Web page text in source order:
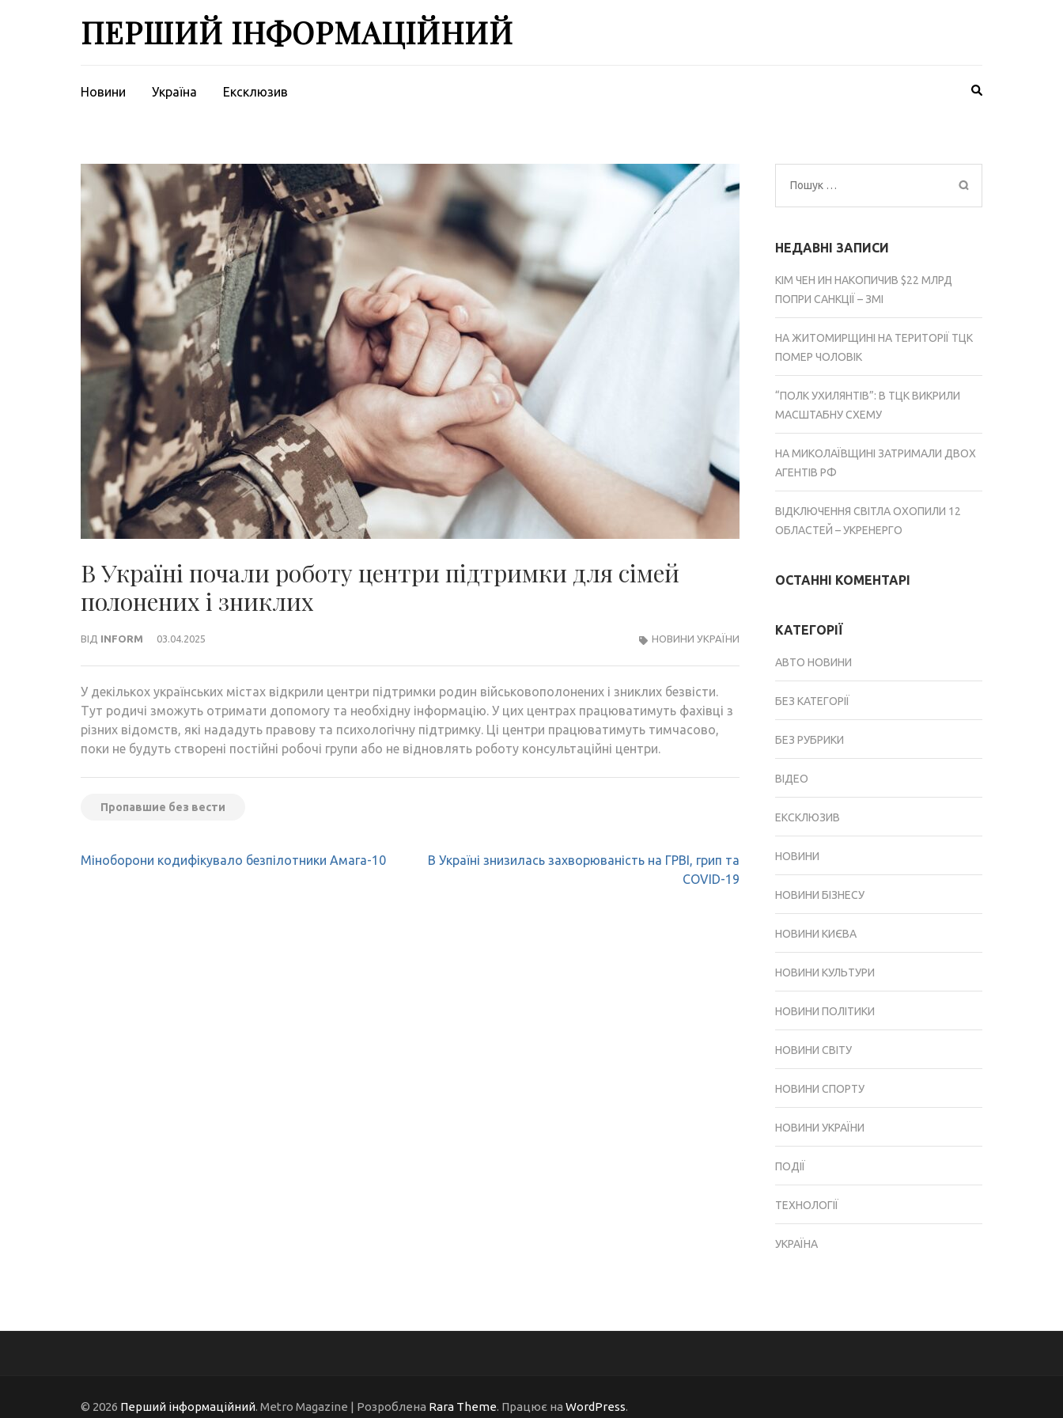
ПЕРШИЙ ІНФОРМАЦІЙНИЙ
Новини Україна Ексклюзив
В Україні почали роботу центри підтримки для сімей
полонених і зниклих
ВІД INFORM 03.04.2025 НОВИНИ УКРАЇНИ
У декількох українських містах відкрили центри підтримки родин військовополонених і зниклих безвісти.
Тут родичі зможуть отримати допомогу та необхідну інформацію. У цих центрах працюватимуть фахівці з
різних відомств, які нададуть правову та психологічну підтримку. Ці центри працюватимуть тимчасово,
поки не будуть створені постійні робочі групи або не відновлять роботу консультаційні центри.
Пропавшие без вести
Навігація
Міноборони кодифікувало безпілотники Амага-10
В Україні знизилась захворюваність на ГРВІ, грип та
COVID-19
Пошук:
НЕДАВНІ ЗАПИСИ
КІМ ЧЕН ИН НАКОПИЧИВ $22 МЛРД
ПОПРИ САНКЦІЇ – ЗМІ
НА ЖИТОМИРЩИНІ НА ТЕРИТОРІЇ ТЦК
ПОМЕР ЧОЛОВІК
“ПОЛК УХИЛЯНТІВ”: В ТЦК ВИКРИЛИ
МАСШТАБНУ СХЕМУ
НА МИКОЛАЇВЩИНІ ЗАТРИМАЛИ ДВОХ
АГЕНТІВ РФ
ВІДКЛЮЧЕННЯ СВІТЛА ОХОПИЛИ 12
ОБЛАСТЕЙ – УКРЕНЕРГО
ОСТАННІ КОМЕНТАРІ
КАТЕГОРІЇ
АВТО НОВИНИ
БЕЗ КАТЕГОРІЇ
БЕЗ РУБРИКИ
ВІДЕО
ЕКСКЛЮЗИВ
НОВИНИ
НОВИНИ БІЗНЕСУ
НОВИНИ КИЄВА
НОВИНИ КУЛЬТУРИ
НОВИНИ ПОЛІТИКИ
НОВИНИ СВІТУ
НОВИНИ СПОРТУ
НОВИНИ УКРАЇНИ
ПОДІЇ
ТЕХНОЛОГІЇ
УКРАЇНА
© 2026 Перший інформаційний. Metro Magazine | Розроблена Rara Theme. Працює на WordPress.